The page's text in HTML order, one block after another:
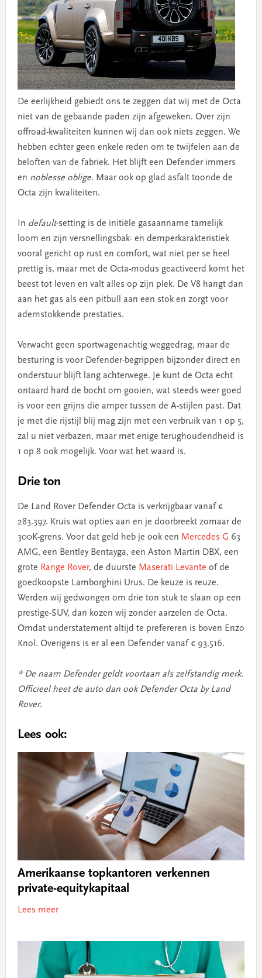
De eerlijkheid gebiedt ons te zeggen dat wij met de Octa
niet van de gebaande paden zijn afgeweken. Over zijn
offroad-kwaliteiten kunnen wij dan ook niets zeggen. We
hebben echter geen enkele reden om te twijfelen aan de
beloften van de fabriek. Het blijft een Defender immers
en noblesse oblige. Maar ook op glad asfalt toonde de
Octa zijn kwaliteiten.
In default-setting is de initiële gasaanname tamelijk
loom en zijn versnellingsbak- en demperkarakteristiek
vooral gericht op rust en comfort, wat niet per se heel
prettig is, maar met de Octa-modus geactiveerd komt het
beest tot leven en valt alles op zijn plek. De V8 hangt dan
aan het gas als een pitbull aan een stok en zorgt voor
ademstokkende prestaties.
Verwacht geen sportwagenachtig weggedrag, maar de
besturing is voor Defender-begrippen bijzonder direct en
onderstuur blijft lang achterwege. Je kunt de Octa echt
ontaard hard de bocht om gooien, wat steeds weer goed
is voor een grijns die amper tussen de A-stijlen past. Dat
je met die rijstijl blij mag zijn met een verbruik van 1 op 5,
zal u niet verbazen, maar met enige terughoudendheid is
1 op 8 ook mogelijk. Voor wat het waard is.
Drie ton
De Land Rover Defender Octa is verkrijgbaar vanaf €
283.397. Kruis wat opties aan en je doorbreekt zomaar de
300K-grens. Voor dat geld heb je ook een Mercedes G 63
AMG, een Bentley Bentayga, een Aston Martin DBX, een
grote Range Rover, de duurste Maserati Levante of de
goedkoopste Lamborghini Urus. De keuze is reuze.
Werden wij gedwongen om drie ton stuk te slaan op een
prestige-SUV, dan kozen wij zonder aarzelen de Octa.
Omdat understatement altijd te prefereren is boven Enzo
Knol. Overigens is er al een Defender vanaf € 93.516.
* De naam Defender geldt voortaan als zelfstandig merk.
Officieel heet de auto dan ook Defender Octa by Land
Rover.
Lees ook:
Amerikaanse topkantoren verkennen
private-equitykapitaal
Lees meer